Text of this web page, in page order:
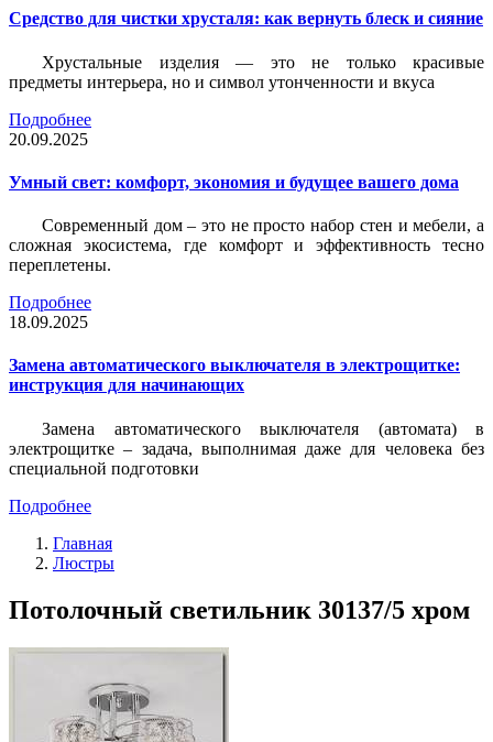
Средство для чистки хрусталя: как вернуть блеск и сияние
Хрустальные изделия — это не только красивые
предметы интерьера, но и символ утонченности и вкуса
Подробнее
20.09.2025
Умный свет: комфорт, экономия и будущее вашего дома
Современный дом – это не просто набор стен и мебели, а
сложная экосистема, где комфорт и эффективность тесно
переплетены.
Подробнее
18.09.2025
Замена автоматического выключателя в электрощитке:
инструкция для начинающих
Замена автоматического выключателя (автомата) в
электрощитке – задача, выполнимая даже для человека без
специальной подготовки
Подробнее
Главная
Люстры
Потолочный светильник 30137/5 хром